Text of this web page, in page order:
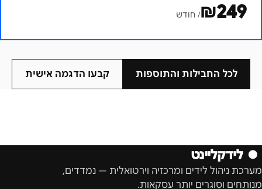
₪249 / חודש
לכל החבילות והתוספות קבעו הדגמה אישית
● לידקליינט
מערכת ניהול לידים ומרכזיה וירטואלית — נמדדים,
מנותחים וסוגרים יותר עסקאות.